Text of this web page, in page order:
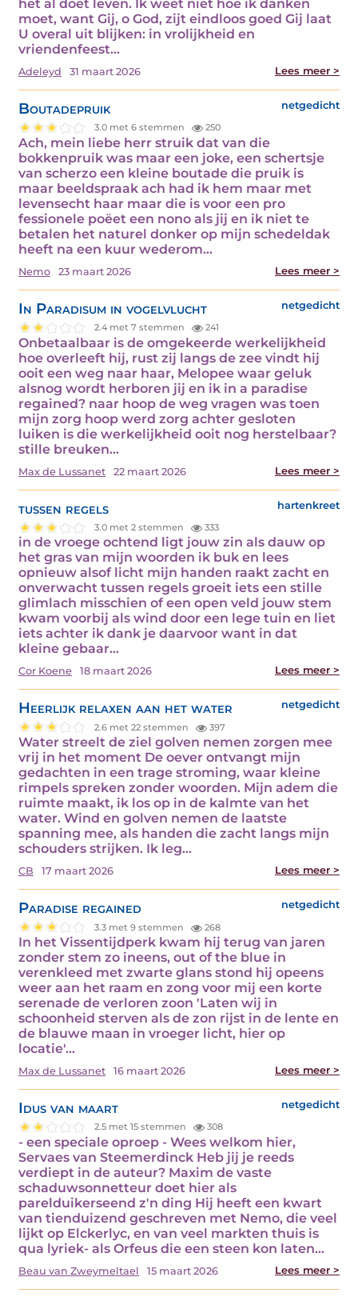
het al doet leven. Ik weet niet hoe ik danken
moet, want Gij, o God, zijt eindloos goed Gij laat
U overal uit blijken: in vrolijkheid en
vriendenfeest…
Adeleyd 31 maart 2026 Lees meer >
Boutadepruik netgedicht
3.0 met 6 stemmen 250
Ach, mein liebe herr struik dat van die
bokkenpruik was maar een joke, een schertsje
van scherzo een kleine boutade die pruik is
maar beeldspraak ach had ik hem maar met
levensecht haar maar die is voor een pro
fessionele poëet een nono als jij en ik niet te
betalen het naturel donker op mijn schedeldak
heeft na een kuur wederom…
Nemo 23 maart 2026 Lees meer >
In Paradisum in vogelvlucht netgedicht
2.4 met 7 stemmen 241
Onbetaalbaar is de omgekeerde werkelijkheid
hoe overleeft hij, rust zij langs de zee vindt hij
ooit een weg naar haar, Melopee waar geluk
alsnog wordt herboren jij en ik in a paradise
regained? naar hoop de weg vragen was toen
mijn zorg hoop werd zorg achter gesloten
luiken is die werkelijkheid ooit nog herstelbaar?
stille breuken…
Max de Lussanet 22 maart 2026 Lees meer >
tussen regels hartenkreet
3.0 met 2 stemmen 333
in de vroege ochtend ligt jouw zin als dauw op
het gras van mijn woorden ik buk en lees
opnieuw alsof licht mijn handen raakt zacht en
onverwacht tussen regels groeit iets een stille
glimlach misschien of een open veld jouw stem
kwam voorbij als wind door een lege tuin en liet
iets achter ik dank je daarvoor want in dat
kleine gebaar…
Cor Koene 18 maart 2026 Lees meer >
Heerlijk relaxen aan het water netgedicht
2.6 met 22 stemmen 397
Water streelt de ziel golven nemen zorgen mee
vrij in het moment De oever ontvangt mijn
gedachten in een trage stroming, waar kleine
rimpels spreken zonder woorden. Mijn adem die
ruimte maakt, ik los op in de kalmte van het
water. Wind en golven nemen de laatste
spanning mee, als handen die zacht langs mijn
schouders strijken. Ik leg…
CB 17 maart 2026 Lees meer >
Paradise regained netgedicht
3.3 met 9 stemmen 268
In het Vissentijdperk kwam hij terug van jaren
zonder stem zo ineens, out of the blue in
verenkleed met zwarte glans stond hij opeens
weer aan het raam en zong voor mij een korte
serenade de verloren zoon 'Laten wij in
schoonheid sterven als de zon rijst in de lente en
de blauwe maan in vroeger licht, hier op
locatie'…
Max de Lussanet 16 maart 2026 Lees meer >
Idus van maart netgedicht
2.5 met 15 stemmen 308
- een speciale oproep - Wees welkom hier,
Servaes van Steemerdinck Heb jij je reeds
verdiept in de auteur? Maxim de vaste
schaduwsonnetteur doet hier als
parelduikerseend z'n ding Hij heeft een kwart
van tienduizend geschreven met Nemo, die veel
lijkt op Elckerlyc, en van veel markten thuis is
qua lyriek- als Orfeus die een steen kon laten…
Beau van Zweymeltael 15 maart 2026 Lees meer >